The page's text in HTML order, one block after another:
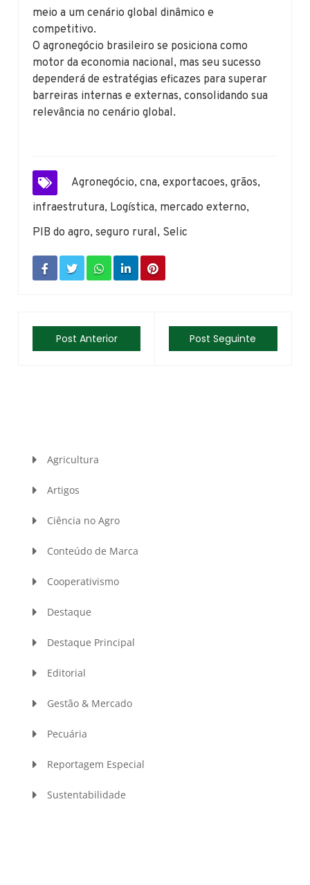
meio a um cenário global dinâmico e
competitivo.
O agronegócio brasileiro se posiciona como
motor da economia nacional, mas seu sucesso
dependerá de estratégias eficazes para superar
barreiras internas e externas, consolidando sua
relevância no cenário global.
Agronegócio,cna,exportacoes,grãos,
infraestrutura, Logística, mercado externo,
PIB do agro,seguro rural, Selic
Post Anterior Post Seguinte
Agricultura
Artigos
Ciência no Agro
Conteúdo de Marca
Cooperativismo
Destaque
Destaque Principal
Editorial
Gestão & Mercado
Pecuária
Reportagem Especial
Sustentabilidade